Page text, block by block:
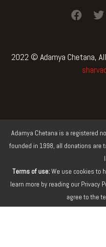
F
a
b
T
w
t
e
r
2022 © Adamya Chetana,
Adamya Chetana is a registered
founded in 1998, all donations are
Terms of use:We use cookies to
learn more by reading our Privacy
agree to the